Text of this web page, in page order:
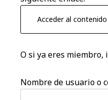
Acceder al
O si ya eres miembro,
Nombre de usuario o